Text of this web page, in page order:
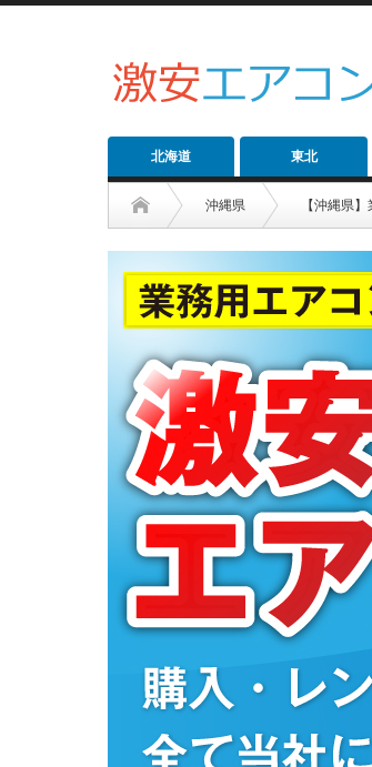
北海道 東北
沖縄県 【沖縄県